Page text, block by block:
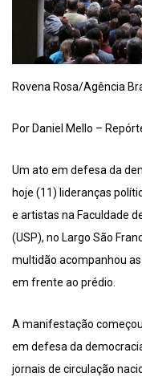
Rovena Rosa/Agência
Por Daniel Mello –
Um ato em defesa da
hoje (11) lideranças
e artistas na Faculdade
(USP), no Largo São
multidão acompanhou
em frente ao prédio.
A manifestação
em defesa da
jornais de circulação